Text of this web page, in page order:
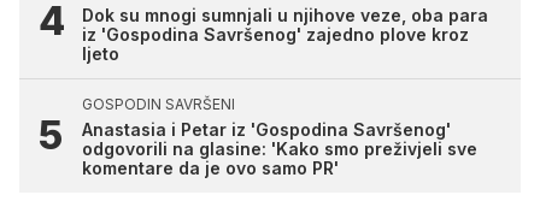
Dok su mnogi sumnjali u njihove veze, oba para
iz 'Gospodina Savršenog' zajedno plove kroz
ljeto
GOSPODIN SAVRŠENI
Anastasia i Petar iz 'Gospodina Savršenog'
odgovorili na glasine: 'Kako smo preživjeli sve
komentare da je ovo samo PR'